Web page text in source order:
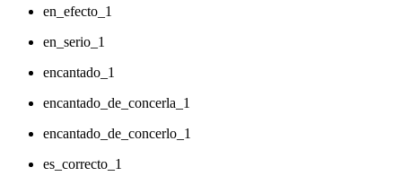
en_efecto_1
en_serio_1
encantado_1
encantado_de_concerla_1
encantado_de_concerlo_1
es_correcto_1